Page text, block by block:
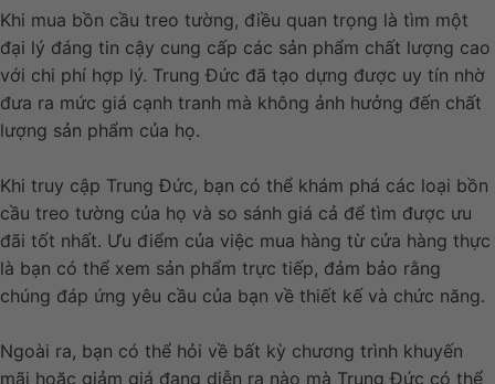
Khi mua bồn cầu treo tường, điều quan trọng là tìm một
đại lý đáng tin cậy cung cấp các sản phẩm chất lượng cao
với chi phí hợp lý. Trung Đức đã tạo dựng được uy tín nhờ
đưa ra mức giá cạnh tranh mà không ảnh hưởng đến chất
lượng sản phẩm của họ.
Khi truy cập Trung Đức, bạn có thể khám phá các loại bồn
cầu treo tường của họ và so sánh giá cả để tìm được ưu
đãi tốt nhất. Ưu điểm của việc mua hàng từ cửa hàng thực
là bạn có thể xem sản phẩm trực tiếp, đảm bảo rằng
chúng đáp ứng yêu cầu của bạn về thiết kế và chức năng.
Ngoài ra, bạn có thể hỏi về bất kỳ chương trình khuyến
mãi hoặc giảm giá đang diễn ra nào mà Trung Đức có thể